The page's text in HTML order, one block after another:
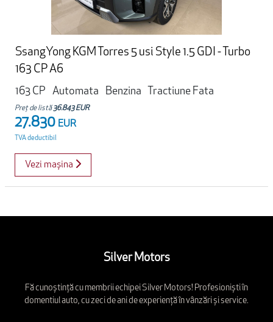
SsangYong KGM Torres 5 usi Style 1.5 GDI - Turbo
163 CP A6
163 CP
Automata Benzina Tractiune Fata
Preț de listă 36.843 EUR
27.830 EUR
TVA deductibil
Vezi mașina
Silver Motors
Fă cunoștință cu membrii echipei Silver Motors! Profesioniști în
domentiul auto, cu zeci de ani de experiență în vânzări și service.